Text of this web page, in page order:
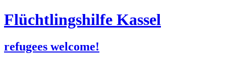
Flüchtlingshilfe Kassel
refugees welcome!